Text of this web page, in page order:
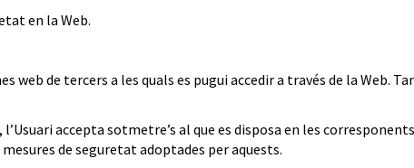
en la Web.
web de tercers a les quals es pugui accedir a través de la Web.
accepta sotmetre’s al que es disposa en les
de seguretat adoptades per aquests.